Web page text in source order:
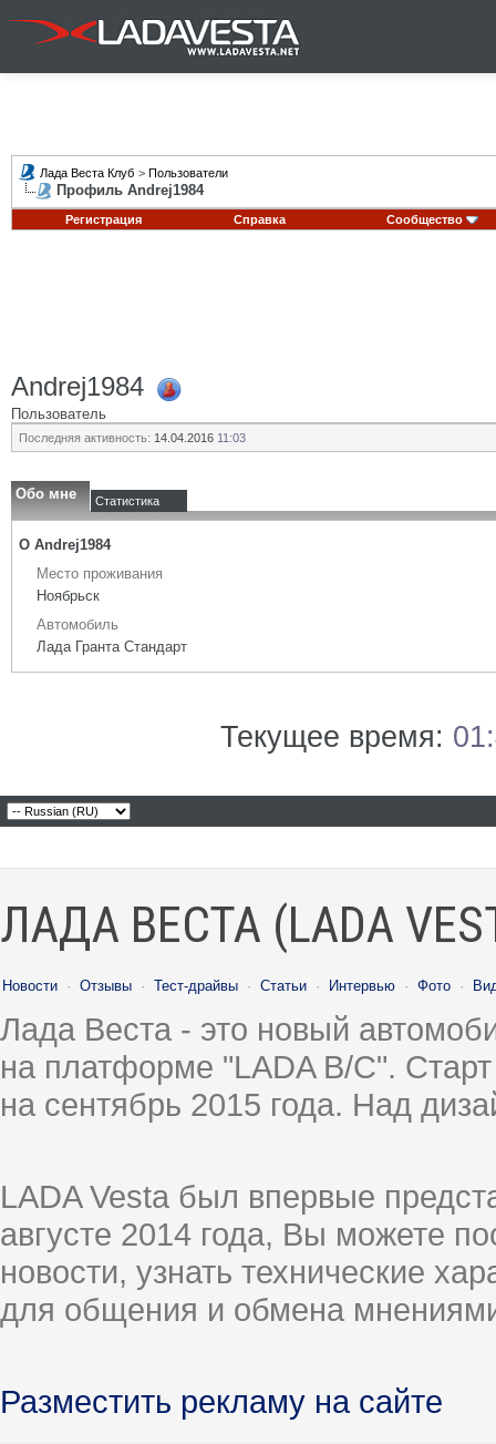
Лада Веста Клуб > Пользователи
Профиль Andrej1984
Регистрация Справка Сообщество
Andrej1984
Пользователь
Последняя активность: 14.04.2016 11:03
Обо мне Статистика
О Andrej1984
Место проживания
Ноябрьск
Автомобиль
Лада Гранта Стандарт
Текущее время:
ЛАДА ВЕСТА (LADA
Новости · Отзывы · Тест-драйвы · Статьи · Интервью · Фото ·
Лада Веста - это новый
на платформе "LADA B/C".
на сентябрь 2015 года. Над
LADA Vesta был впервые
августе 2014 года, Вы можете
новости, узнать технические
для общения и обмена
Разместить рекламу на сайте